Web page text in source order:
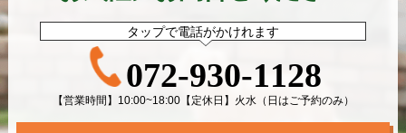
タップで電話がかけれます
072-930-1128
【営業時間】10:00~18:00【定休日】火水（日はご予約のみ）